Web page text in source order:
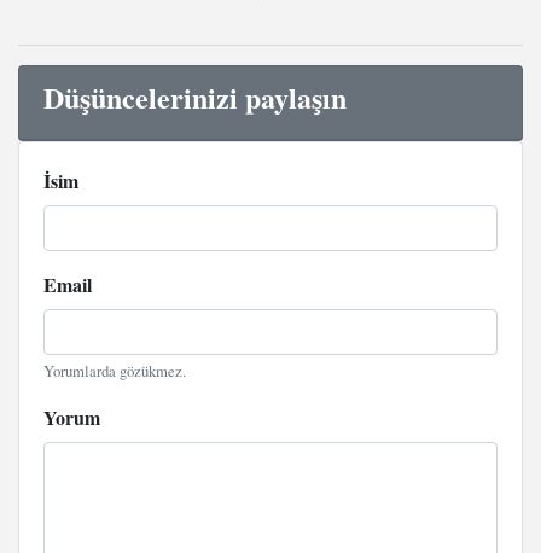
Düşüncelerinizi paylaşın
İsim
Email
Yorumlarda gözükmez.
Yorum